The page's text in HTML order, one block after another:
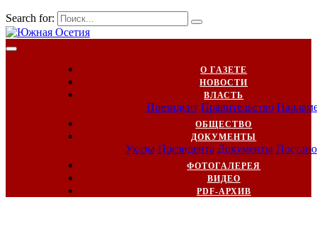
Search for:
О ГАЗЕТЕ
НОВОСТИ
ВЛАСТЬ
Президент Правительство
ОБЩЕСТВО
ДОКУМЕНТЫ
Указы Президента Документы
ФОТОГАЛЕРЕЯ
ВИДЕО
PDF-АРХИВ